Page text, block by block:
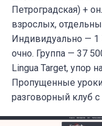
Петроградская) +
взрослых,
Индивидуально — 1
очно. Группа — 37
Lingua Target, упор
Пропущенные
разговорный клуб